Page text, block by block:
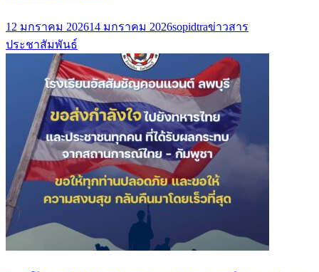
12 มกราคม 202614 มกราคม 2026sopidtraข่าวสาร
ประชาสัมพันธ์